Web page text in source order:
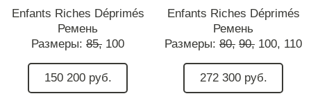
Enfants Riches Déprimés
Ремень
Размеры: 85, 100
150 200 руб.
Enfants Riches Déprimés
Ремень
Размеры: 80, 90, 100, 110
272 300 руб.